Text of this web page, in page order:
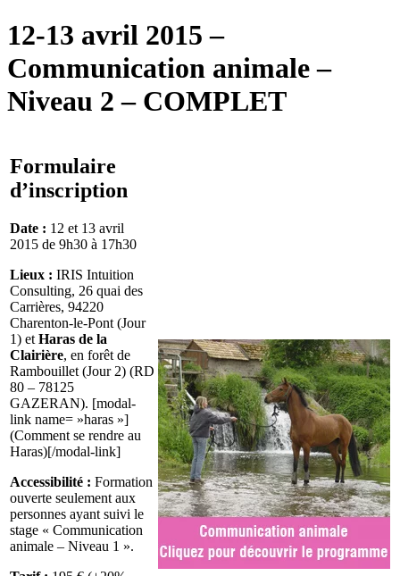
12-13 avril 2015 –
Communication animale –
Niveau 2 – COMPLET
Formulaire
d’inscription
Date : 12 et 13 avril
2015 de 9h30 à 17h30
Lieux : IRIS Intuition
Consulting, 26 quai des
Carrières, 94220
Charenton-le-Pont (Jour
1) et Haras de la
Clairière, en forêt de
Rambouillet (Jour 2) (RD
80 – 78125
GAZERAN). [modal-
link name= »haras »]
(Comment se rendre au
Haras)[/modal-link]
Accessibilité : Formation
ouverte seulement aux
personnes ayant suivi le
stage « Communication
animale – Niveau 1 ».